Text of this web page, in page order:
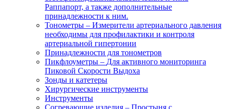
Раппапорт, а также дополнительные
принадлежности к ним.
Тонометры – Измерители артериального давления
необходимы для профилактики и контроля
артериальной гипертонии
Принадлежности для тонометров
Пикфлоуметры – Для активного мониторинга
Пиковой Скорости Выдоха
Зонды и катетеры
Хирургические инструменты
Инструменты
Согревающие изделия – Простыня с